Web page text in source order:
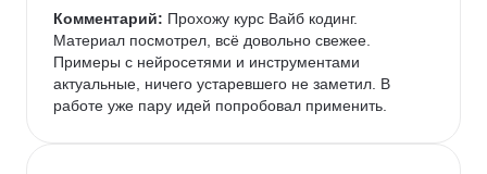
Комментарий: Прохожу курс Вайб кодинг.
Материал посмотрел, всё довольно свежее.
Примеры с нейросетями и инструментами
актуальные, ничего устаревшего не заметил. В
работе уже пару идей попробовал применить.